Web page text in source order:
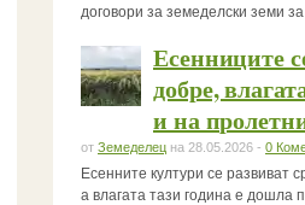
договори за земеделски земи
Есенниците
добре,
и на
от Земеделец на 28.05.2026 - 0
Есенните култури се развиват
а влагата тази година е дошла